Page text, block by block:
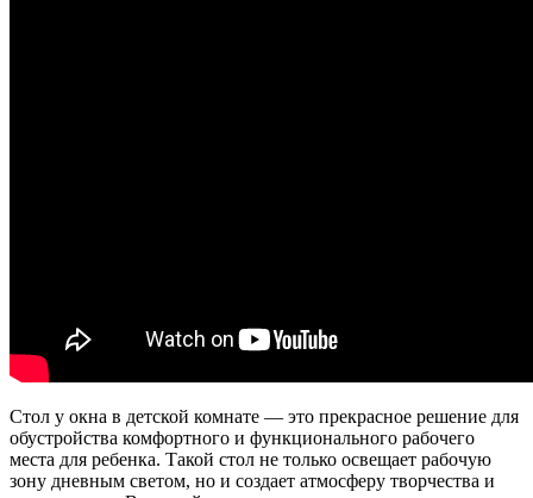
Стол у окна в детской комнате — это прекрасное решение для
обустройства комфортного и функционального рабочего
места для ребенка. Такой стол не только освещает рабочую
зону дневным светом, но и создает атмосферу творчества и